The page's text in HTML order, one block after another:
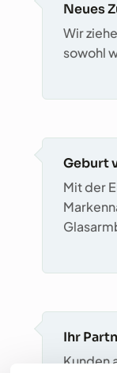
Neues
Wir
sowohl
Geburt
Mit der
Ihr
Kunden